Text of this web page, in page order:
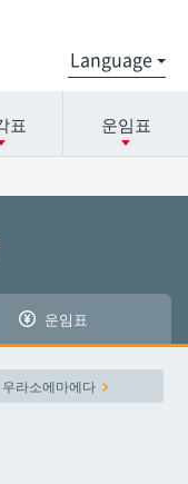
십시오.
선택하십시오.
표 운임표
운임표
우라소에마에다